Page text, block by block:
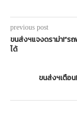
previous post
ขนส่งฯแจงดราม่า!“ร
ได้
ขนส่งฯเตือ